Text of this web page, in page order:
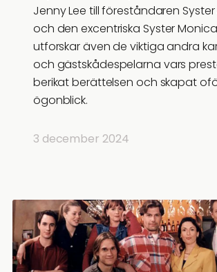
Jenny Lee till föreståndaren
och den excentriska Syster
utforskar även de viktiga andra
och gästskådespelarna vars
berikat berättelsen och skapat
ögonblick.
3 december 2024